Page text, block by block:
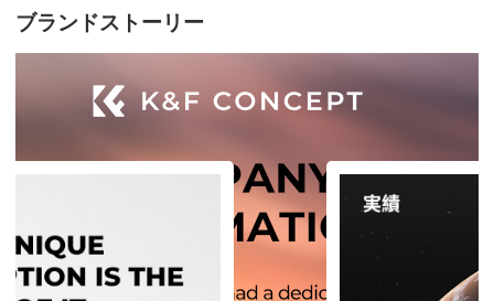
ブランドストーリー